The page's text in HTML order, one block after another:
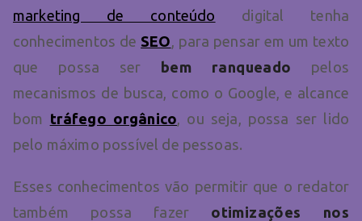
marketing de conteúdo digital tenha
conhecimentos de SEO , para pensar em um texto
que possa ser bem ranqueado pelos
mecanismos de busca, como o Google, e alcance
bom tráfego orgânico , ou seja, possa ser lido
pelo máximo possível de pessoas.
Esses conhecimentos vão permitir que o redator
também possa fazer otimizações nos